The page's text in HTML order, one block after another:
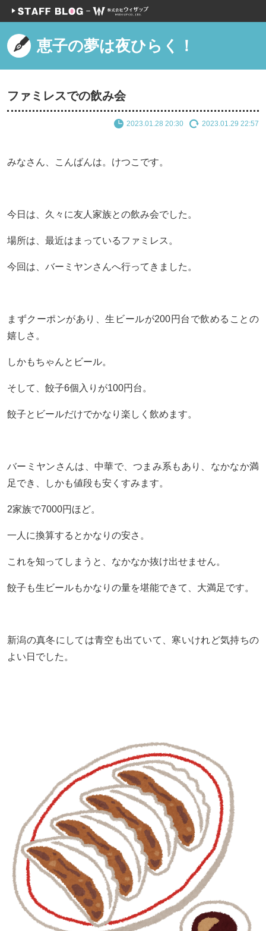
恵子の夢は夜ひらく！
ファミレスでの飲み会
2023.01.28 20:30 2023.01.29 22:57
みなさん、こんばんは。けつこです。
今日は、久々に友人家族との飲み会でした。
場所は、最近はまっているファミレス。
今回は、バーミヤンさんへ行ってきました。
まずクーポンがあり、生ビールが200円台で飲めることの
嬉しさ。
しかもちゃんとビール。
そして、餃子6個入りが100円台。
餃子とビールだけでかなり楽しく飲めます。
バーミヤンさんは、中華で、つまみ系もあり、なかなか満
足でき、しかも値段も安くすみます。
2家族で7000円ほど。
一人に換算するとかなりの安さ。
これを知ってしまうと、なかなか抜け出せません。
餃子も生ビールもかなりの量を堪能できて、大満足です。
新潟の真冬にしては青空も出ていて、寒いけれど気持ちの
よい日でした。